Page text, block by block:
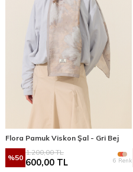
Flora Pamuk Viskon Şal - Gri Bej
%50
1.200,00TL
600,00 TL 6 Renk